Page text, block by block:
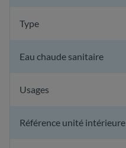
Type
Eau chaude sanitaire
Usages
Référence unité intérieure